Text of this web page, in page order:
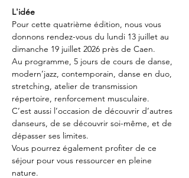
L'idée
Pour cette quatrième édition, nous vous
donnons rendez-vous du lundi 13 juillet au
dimanche 19 juillet 2026 près de Caen.
Au programme, 5 jours de cours de danse,
modern’jazz, contemporain, danse en duo,
stretching, atelier de transmission
répertoire, renforcement musculaire.
C’est aussi l’occasion de découvrir d’autres
danseurs, de se découvrir soi-même, et de
dépasser ses limites.
Vous pourrez également profiter de ce
séjour pour vous ressourcer en pleine
nature.